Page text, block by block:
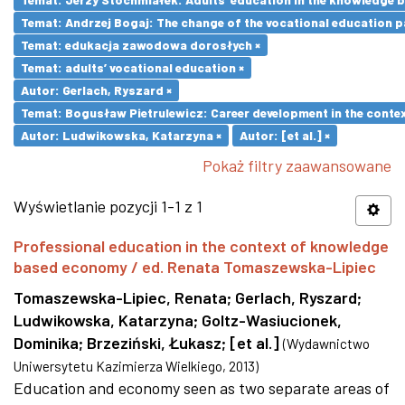
Temat: Andrzej Bogaj: The change of the vocational education
Temat: edukacja zawodowa dorosłych ×
Temat: adults’ vocational education ×
Autor: Gerlach, Ryszard ×
Temat: Bogusław Pietrulewicz: Career development in the
Autor: Ludwikowska, Katarzyna ×
Autor: [et al.] ×
Pokaż filtry zaawansowane
Wyświetlanie pozycji 1-1 z 1
Professional education in the context of knowledge
based economy / ed. Renata Tomaszewska-Lipiec
Tomaszewska-Lipiec, Renata; Gerlach, Ryszard;
Ludwikowska, Katarzyna; Goltz-Wasiucionek,
Dominika; Brzeziński, Łukasz; [et al.] (Wydawnictwo
Uniwersytetu Kazimierza Wielkiego, 2013)
Education and economy seen as two separate areas of